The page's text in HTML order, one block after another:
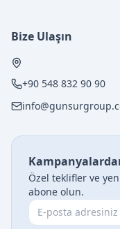
Bize Ulaşın
+90 548 832 90 90
Özel teklifler ve
abone olun.